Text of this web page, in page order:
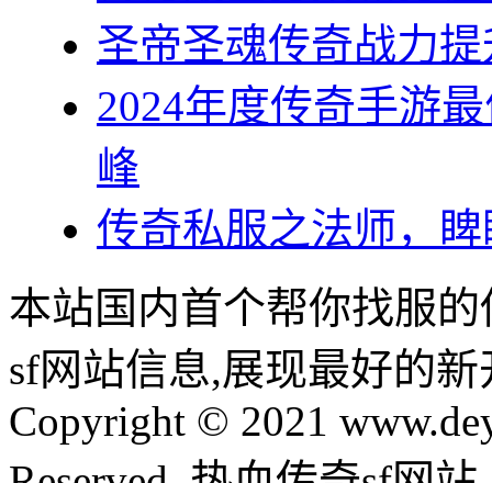
圣帝圣魂传奇战力
2024年度传奇手游
峰
传奇私服之法师，
本站国内首个帮你找服
sf网站信息,展现最好的
Copyright © 2021